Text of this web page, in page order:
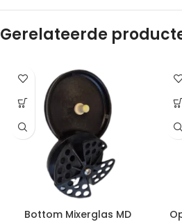
Gerelateerde
Bottom Mixerglas MD